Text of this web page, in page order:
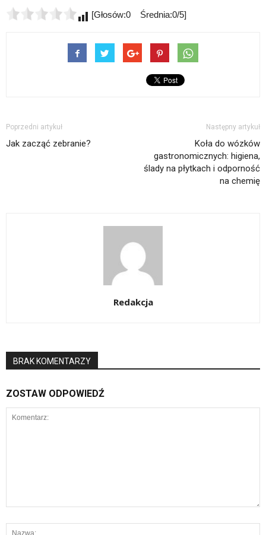
[Głosów:0 Średnia:0/5]
Poprzedni artykuł
Jak zacząć zebranie?
Następny artykuł
Koła do wózków
gastronomicznych: higiena,
ślady na płytkach i odporność
na chemię
Redakcja
BRAK KOMENTARZY
ZOSTAW ODPOWIEDŹ